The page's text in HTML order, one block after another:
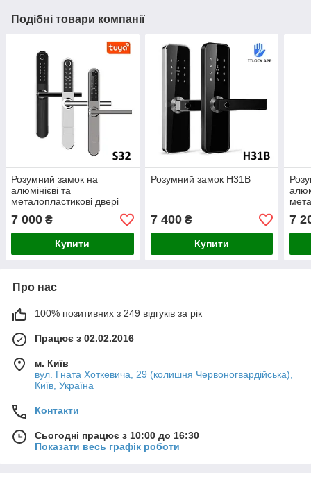
Подібні товари компанії
Розумний замок на
алюмінієві та
металопластикові двері
7 000 ₴
Купити
Розумний замок H31B
7 400₴
Купити
7
Про нас
100% позитивних з 249 відгуків за рік
Працює з 02.02.2016
м. Київ
вул. Гната Хоткевича, 29 (колишня Червоногвардійська),
Київ, Україна
Контакти
Сьогодні працює з 10:00 до 16:30
Показати весь графік роботи